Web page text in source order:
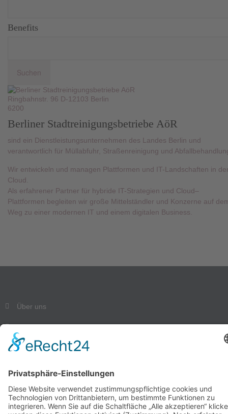
Benefits
Ringbahnstr. 96 D-12103 Berlin
6200
Berliner Stadtreinigungsbetriebe AöR
sind ein Dienstleistungsunternehmen des Landes Berlin und
verantwortlich für Müllabfuhr, Straßenreinigung und
Wir entwickeln und managen Plattformen und IT-Landschaften in
Cloud.
Als erfahrener Partner für hybride IT-Strategien und Cloud–
Plattformen begleiten wir große Mittelständler und Konzerne auf
Weg zu einer modernen IT und einem digitalen Business.
Über uns
Magazin
Kontakt
Impressum